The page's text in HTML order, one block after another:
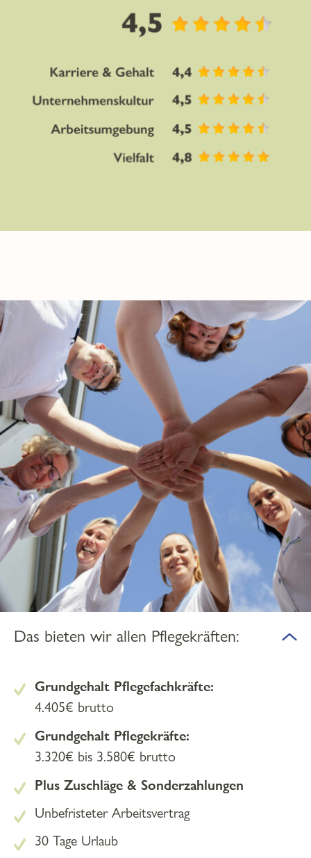
Das bieten wir allen Pflegekräften:
Grundgehalt Pflegefachkräfte:
4.405€ brutto
Grundgehalt Pflegekräfte:
3.320€ bis 3.580€ brutto
Plus Zuschläge & Sonderzahlungen
Unbefristeter Arbeitsvertrag
30 Tage Urlaub